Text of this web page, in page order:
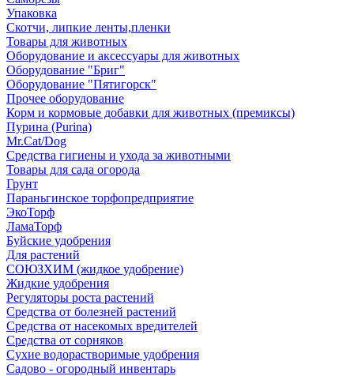
Упаковка
Скотчи, липкие ленты,пленки
Товары для животных
Оборудование и аксессуары для животных
Оборудование "Бриг"
Оборудование "Пятигорск"
Прочее оборудование
Корм и кормовые добавки для животных (премиксы)
Пурина (Purina)
Mr.Cat/Dog
Средства гигиены и ухода за животными
Товары для сада огорода
Грунт
Параньгинское торфопредприятие
ЭкоТорф
ЛамаТорф
Буйские удобрения
Для растений
СОЮЗХИМ (жидкое удобрение)
Жидкие удобрения
Регуляторы роста растений
Средства от болезней растений
Средства от насекомых вредителей
Средства от сорняков
Сухие водорастворимые удобрения
Садово - огородный инвентарь